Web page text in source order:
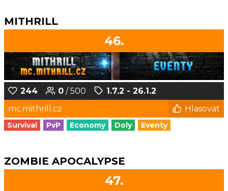
MITHRILL
46.
244 0 / 500
1.7.2 - 26.1.2
mc.mithrill.cz
Hlasovat
Survival PvP Economy Doly Eventy
ZOMBIE APOCALYPSE
47.